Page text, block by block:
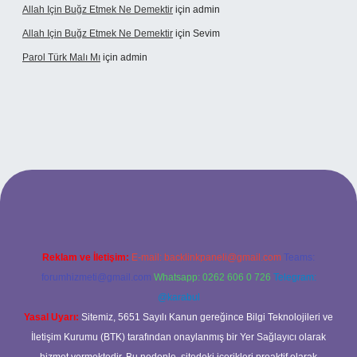
Allah Için Buğz Etmek Ne Demektir için admin
Allah Için Buğz Etmek Ne Demektir için Sevim
Parol Türk Malı Mı için admin
Reklam ve İletişim: E-mail: backlinkpaneli@gmail.com Teams:
forumhizmeti@gmail.com Whatsapp: 0262 606 0 726 Telegram:
@karabul
Yasal Uyarı: Sitemiz, 5651 Sayılı Kanun gereğince Bilgi Teknolojileri ve
İletişim Kurumu (BTK) tarafından onaylanmış bir Yer Sağlayıcı olarak